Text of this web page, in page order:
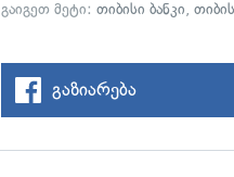
გაიგეთ მეტი:თიბისი ბანკი,
გაზიარება